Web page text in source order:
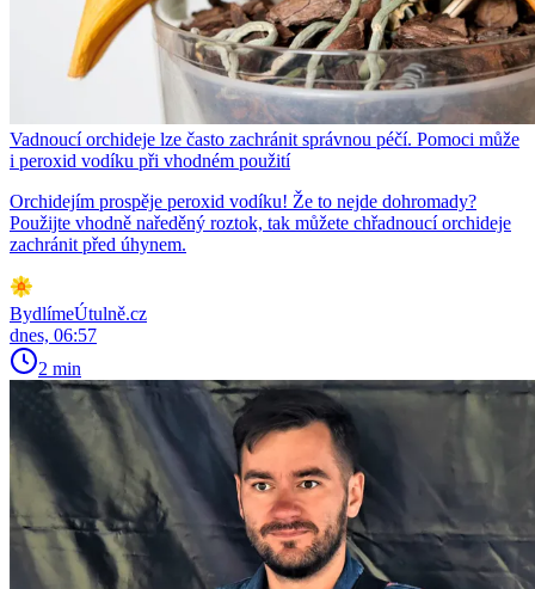
Vadnoucí orchideje lze často zachránit správnou péčí. Pomoci může
i peroxid vodíku při vhodném použití
Orchidejím prospěje peroxid vodíku! Že to nejde dohromady?
Použijte vhodně naředěný roztok, tak můžete chřadnoucí orchideje
zachránit před úhynem.
BydlímeÚtulně.cz
dnes, 06:57
2 min